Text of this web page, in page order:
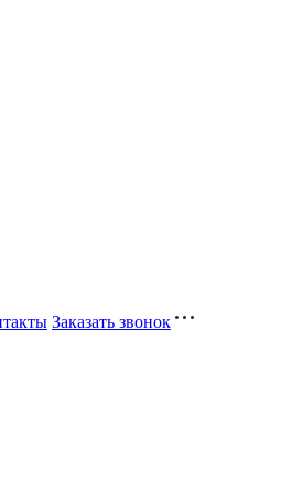
Заказать звонок